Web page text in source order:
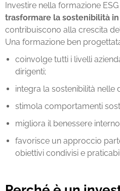
Investire nella formazione
trasformare la sostenibilità
contribuiscono alla crescita
Una formazione ben
coinvolge tutti i livelli
dirigenti;
integra la sostenibilità nelle
stimola comportamenti
migliora il benessere
favorisce un approccio
obiettivi condivisi e